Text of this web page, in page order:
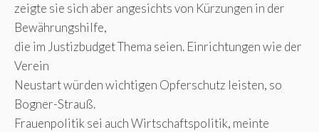
zeigte sie sich aber angesichts von Kürzungen in der
Bewährungshilfe,
die im Justizbudget Thema seien. Einrichtungen wie der
Verein
Neustart würden wichtigen Opferschutz leisten, so
Bogner-Strauß.
Frauenpolitik sei auch Wirtschaftspolitik, meinte